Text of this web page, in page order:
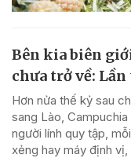
Bên kia biên
chưa trở về:
Hơn nửa thế kỷ sau
sang Lào,
người lính quy tập,
xẻng hay máy định